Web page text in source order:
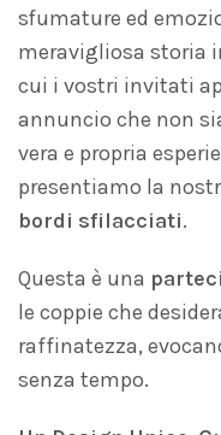
sfumature ed
meravigliosa storia
cui i vostri invitati
annuncio che non
vera e propria
presentiamo la
bordi sfilacciati.
Questa è una
le coppie che
raffinatezza,
senza tempo.